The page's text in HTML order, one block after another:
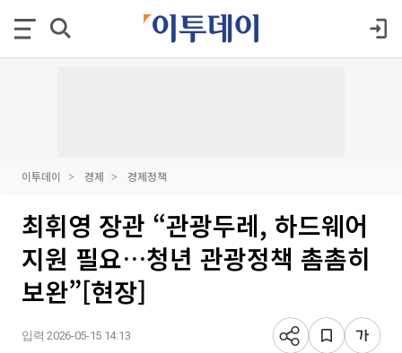
이투데이 경제 경제정책
최휘영 장관 “관광두레, 하드웨어
지원 필요…청년 관광정책 촘촘히
보완”[현장]
입력 2026-05-15 14:13